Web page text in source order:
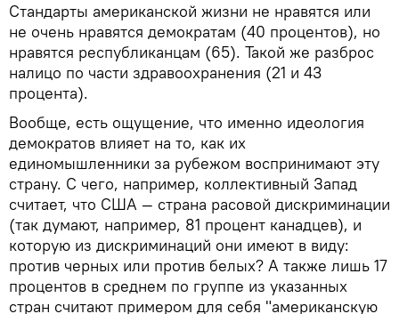
Стандарты американской жизни не нравятся или
не очень нравятся демократам (40 процентов), но
нравятся республиканцам (65). Такой же разброс
налицо по части здравоохранения (21 и 43
процента).
Вообще, есть ощущение, что именно идеология
демократов влияет на то, как их
единомышленники за рубежом воспринимают эту
страну. С чего, например, коллективный Запад
считает, что США — страна расовой дискриминации
(так думают, например, 81 процент канадцев), и
которую из дискриминаций они имеют в виду:
против черных или против белых? А также лишь 17
процентов в среднем по группе из указанных
стран считают примером для себя "американскую